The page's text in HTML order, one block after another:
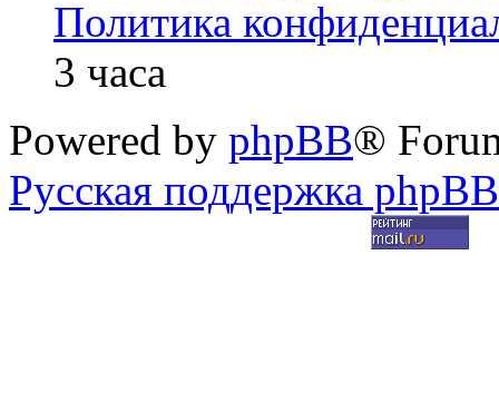
Политика
3 часа
Powered by phpBB®
Русская поддержка phpBB